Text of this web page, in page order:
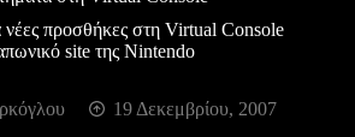
νέες προσθήκες στη Virtual Console
site της Nintendo
19 Δεκεμβρίου, 2007